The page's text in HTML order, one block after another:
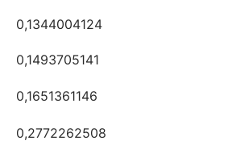
0,1344004124
0,1493705141
0,1651361146
0,2772262508